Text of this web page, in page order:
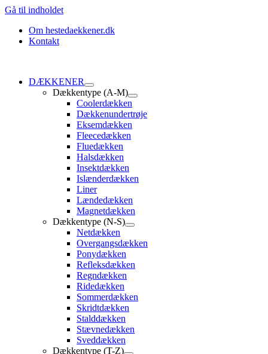
Gå til indholdet
Om hestedaekkener.dk
Kontakt
DÆKKENER
Dækkentype (A-M)
Coolerdækken
Dækkenundertrøje
Eksemdækken
Fleecedækken
Fluedækken
Halsdækken
Insektdækken
Islænderdækken
Liner
Lændedækken
Magnetdækken
Dækkentype (N-S)
Netdækken
Overgangsdækken
Ponydækken
Refleksdækken
Regndækken
Ridedækken
Sommerdækken
Skridtdækken
Stalddækken
Stævnedækken
Sveddækken
Dækkentype (T-Z)